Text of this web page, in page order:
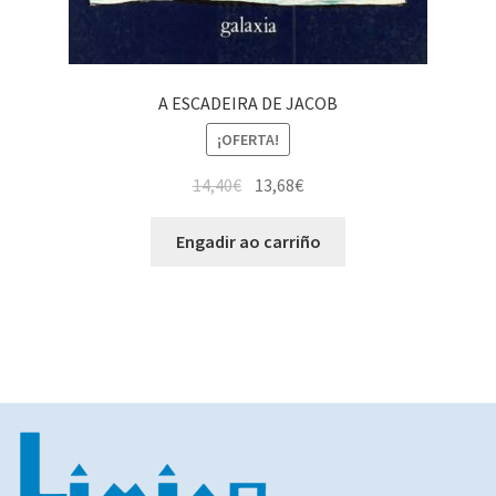
A ESCADEIRA DE JACOB
¡OFERTA!
14,40€ 13,68€
Engadir ao carriño